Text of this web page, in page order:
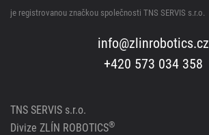
je registrovanou značkou společnosti TNS SERVIS s.r.o.
info@zlinrobotics.cz
+420 573 034 358
TNS SERVIS s.r.o.
Divize ZLÍN ROBOTICS®